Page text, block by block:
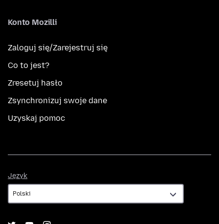
Konto Mozilli
Zaloguj się/Zarejestruj się
Co to jest?
Zresetuj hasło
Zsynchronizuj swoje dane
Uzyskaj pomoc
Język